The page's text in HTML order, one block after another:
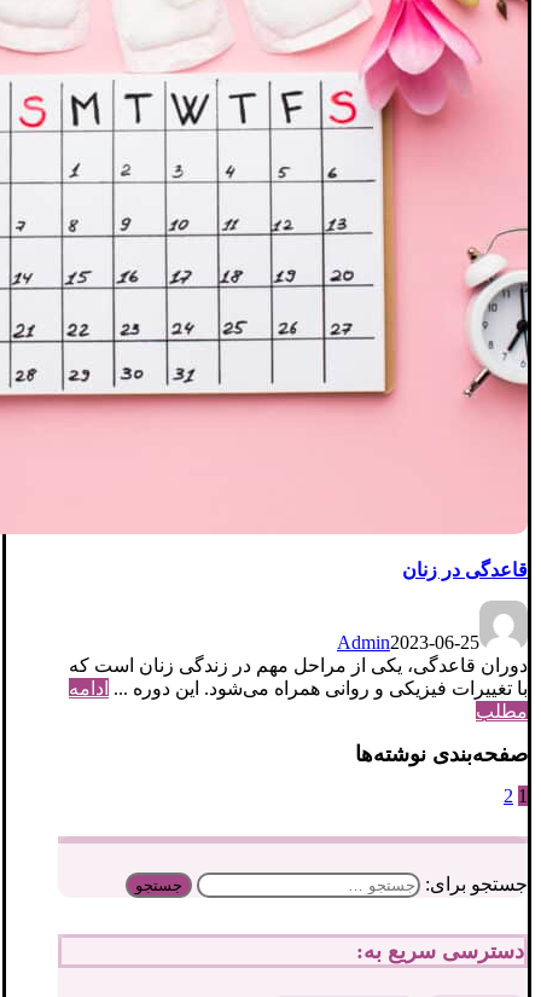
قاعدگی در زنان
Admin2023-06-25
دوران قاعدگی، یکی از مراحل مهم در زندگی زنان است که
با تغییرات فیزیکی و روانی همراه می‌شود. این دوره ... ادامه
مطلب
صفحه‌بندی نوشته‌ها
1
2
جستجو برای:
دسترسی سریع به: